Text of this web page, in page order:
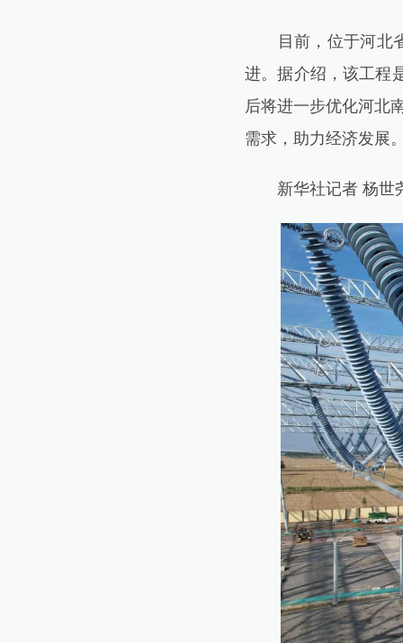
目前，位于河北省
进。据介绍，该工程
后将进一步优化河北
需求，助力经济发展
新华社记者 杨世